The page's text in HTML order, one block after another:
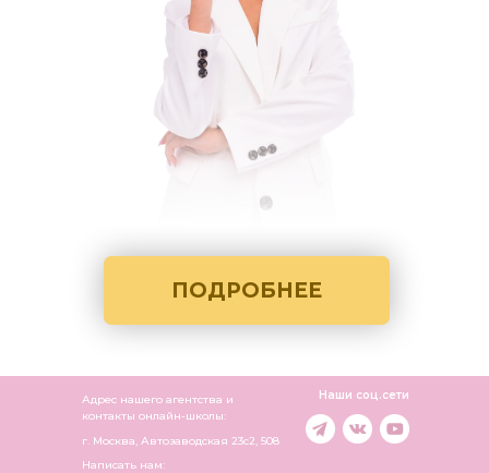
ПОДРОБНЕЕ
Адрес нашего агентства и
контакты онлайн-школы:
г. Москва, Автозаводская 23c2, 508
Написать нам:
Наши соц.сети